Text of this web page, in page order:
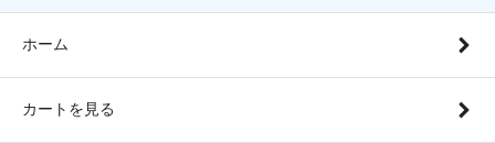
ホーム
カートを見る